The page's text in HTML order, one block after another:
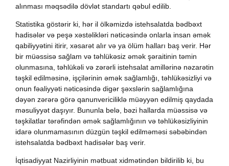
alınması məqsədilə dövlət standartı qəbul edilib.
Statistika göstərir ki, hər il ölkəmizdə istehsalatda bədbəxt
hadisələr və peşə xəstəlikləri nəticəsində onlarla insan əmək
qabiliyyətini itirir, xəsarət alır və ya ölüm halları baş verir. Hər
bir müəssisə sağlam və təhlükəsiz əmək şəraitinin təmin
olunmasına, təhlükəli və zərərli istehsalat amillərinə nəzarətin
təşkil edilməsinə, işçilərinin əmək sağlamlığı, təhlükəsizliyi və
onun fəaliyyəti nəticəsində digər şəxslərin sağlamlığına
dəyən zərərə görə qanunvericiliklə müəyyən edilmiş qaydada
məsuliyyət daşıyır. Bununla belə, bəzi hallarda müəssisə və
təşkilatlar tərəfindən əmək sağlamlığının və təhlükəsizliyinin
idarə olunmamasının düzgün təşkil edilməməsi səbəbindən
istehsalatda bədbəxt hadisələr baş verir.
İqtisadiyyat Nazirliyinin mətbuat xidmətindən bildirilib ki, bu